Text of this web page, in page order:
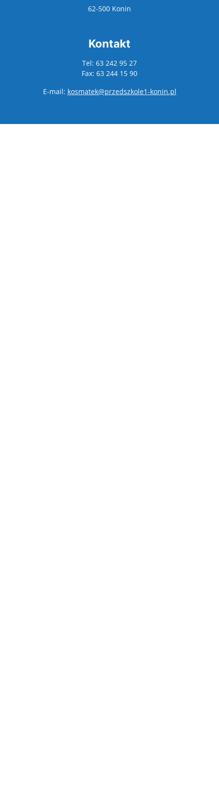
62-500 Konin
Kontakt
Tel: 63 242 95 27
Fax: 63 244 15 90
E-mail: kosmatek@przedszkole1-konin.pl